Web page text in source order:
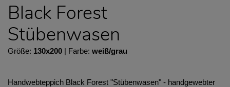
Black Forest
Stübenwasen
Größe: 130x200 | Farbe: weiß/grau
Handwebteppich Black Forest "Stübenwasen" - handgewebter